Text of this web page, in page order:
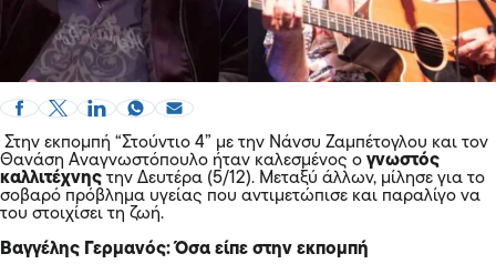
Στην εκπομπή “Στούντιο 4” με την Νάνσυ Ζαμπέτογλου και τον
Θανάση Αναγνωστόπουλο ήταν καλεσμένος ο γνωστός
καλλιτέχνης την Δευτέρα (5/12). Μεταξύ άλλων, μίλησε για το
σοβαρό πρόβλημα υγείας που αντιμετώπισε και παραλίγο να
του στοιχίσει τη ζωή.
Βαγγέλης Γερμανός: Όσα είπε στην εκπομπή